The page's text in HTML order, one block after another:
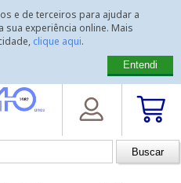
e de terceiros para ajudar a
sua experiência online. Mais
clique aqui.
Entendi